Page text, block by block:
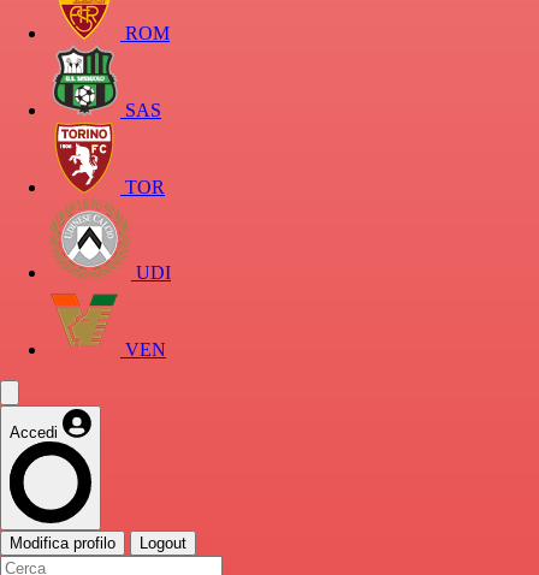
ROM
SAS
TOR
UDI
VEN
Accedi
Modifica profilo Logout